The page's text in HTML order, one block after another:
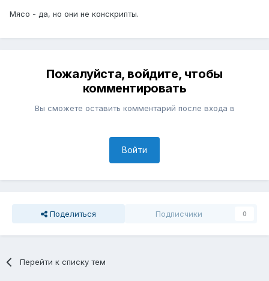
Мясо - да, но они не конскрипты.
Пожалуйста, войдите, чтобы
комментировать
Вы сможете оставить комментарий после входа в
Войти
Поделиться Подписчики 0
Перейти к списку тем